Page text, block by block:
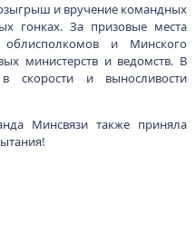
и вручение командных
гонках. За призовые места
и Минского
министерств и ведомств. В
в скорости и выносливости
Минсвязи также приняла